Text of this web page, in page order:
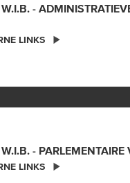
W.I.B. -
LINKS
W.I.B. - PARLEMENTAIRE
LINKS